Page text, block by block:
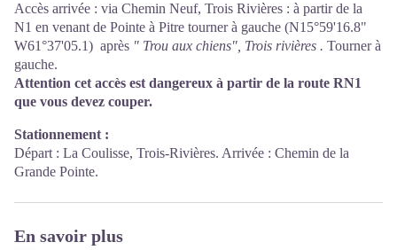
Accès arrivée : via Chemin Neuf, Trois Rivières : à partir de la
N1 en venant de Pointe à Pitre tourner à gauche (N15°59'16.8"
W61°37'05.1) après " Trou aux chiens", Trois rivières . Tourner à
gauche.
Attention cet accès est dangereux à partir de la route RN1
que vous devez couper.
Stationnement :
Départ : La Coulisse, Trois-Rivières. Arrivée : Chemin de la
Grande Pointe.
En savoir plus